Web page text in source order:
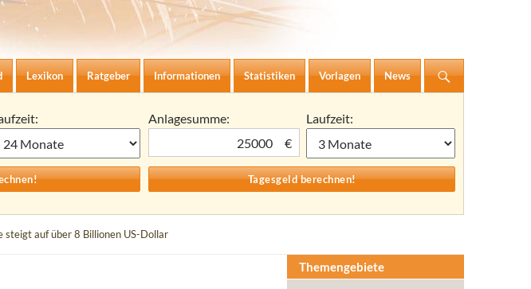
Lexikon Ratgeber Informationen Statistiken Vorlagen News
Anlagesumme:
€
Laufzeit:
steigt auf über 8 Billionen US-Dollar
Themengebiete